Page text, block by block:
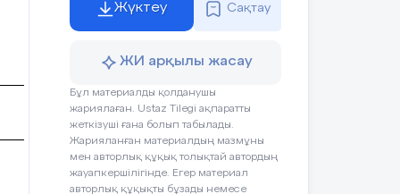
Мақсаты
Жүктеу Сақтау
ЖИ арқылы жасау
Бұл материалды қолданушы
жариялаған. Ustaz Tilegi ақпаратты
жеткізуші ғана болып табылады.
Жарияланған материалдың мазмұны
мен авторлық құқық толықтай автордың
жауапкершілігінде. Егер материал
авторлық құқықты бұзады немесе